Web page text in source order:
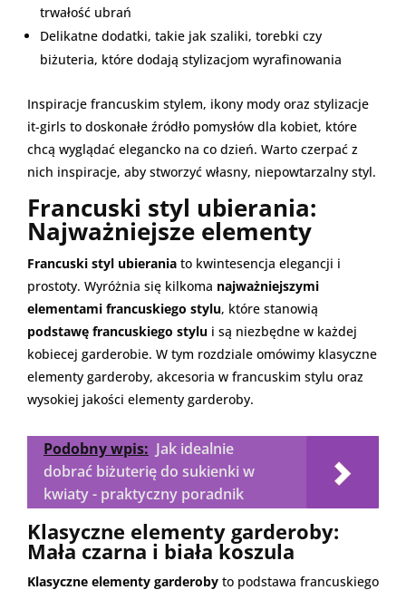
trwałość ubrań
Delikatne dodatki, takie jak szaliki, torebki czy
biżuteria, które dodają stylizacjom wyrafinowania
Inspiracje francuskim stylem, ikony mody oraz stylizacje
it-girls to doskonałe źródło pomysłów dla kobiet, które
chcą wyglądać elegancko na co dzień. Warto czerpać z
nich inspiracje, aby stworzyć własny, niepowtarzalny styl.
Francuski styl ubierania:
Najważniejsze elementy
Francuski styl ubierania to kwintesencja elegancji i
prostoty. Wyróżnia się kilkoma najważniejszymi
elementami francuskiego stylu, które stanowią
podstawę francuskiego stylu i są niezbędne w każdej
kobiecej garderobie. W tym rozdziale omówimy klasyczne
elementy garderoby, akcesoria w francuskim stylu oraz
wysokiej jakości elementy garderoby.
Podobny wpis: Jak idealnie
dobrać biżuterię do sukienki w
kwiaty - praktyczny poradnik
Klasyczne elementy garderoby:
Mała czarna i biała koszula
Klasyczne elementy garderoby to podstawa francuskiego